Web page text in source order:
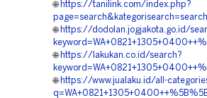
🌐 https://tanilink.com/index.php?
🌐 https://dodolan.jogjakota.go.id/
🌐 https://lakukan.co.id/search?
🌐 https://www.jualaku.id/all-